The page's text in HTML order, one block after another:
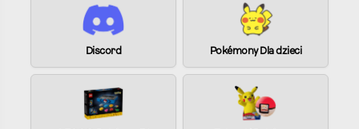
v
Discord Pokémony Dla dzieci